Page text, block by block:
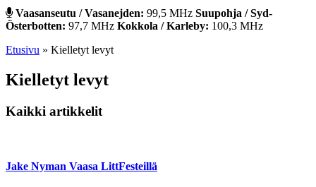
Vaasanseutu / Vasanejden: 99,5 MHz Suupohja / Syd-
Österbotten: 97,7 MHz Kokkola / Karleby: 100,3 MHz
Etusivu » Kielletyt levyt
Kielletyt levyt
Kaikki artikkelit
Jake Nyman Vaasa LittFesteillä